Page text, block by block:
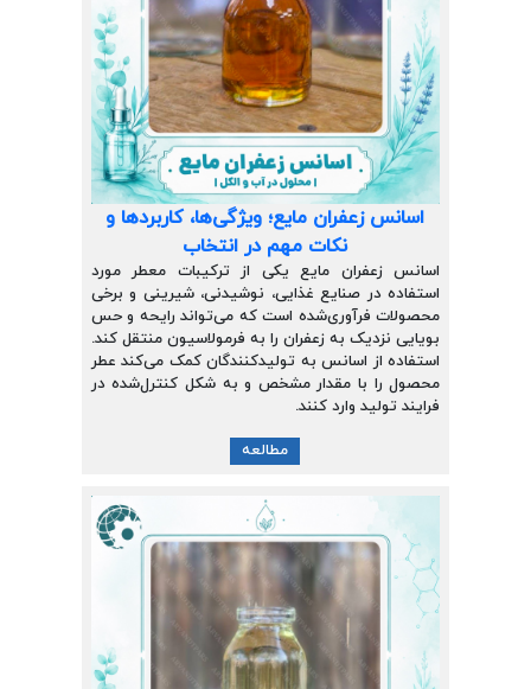
اسانس زعفران مایع؛ ویژگی‌ها، کاربردها و
نکات مهم در انتخاب
اسانس زعفران مایع یکی از ترکیبات معطر مورد
استفاده در صنایع غذایی، نوشیدنی، شیرینی و برخی
محصولات فرآوری‌شده است که می‌تواند رایحه و حس
بویایی نزدیک به زعفران را به فرمولاسیون منتقل کند.
استفاده از اسانس به تولیدکنندگان کمک می‌کند عطر
محصول را با مقدار مشخص و به شکل کنترل‌شده در
فرایند تولید وارد کنند.
مطالعه